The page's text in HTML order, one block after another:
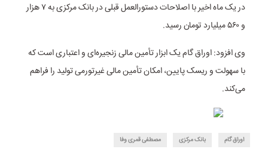
در یک ماه اخیر با اصلاحات دستورالعمل قبلی در بانک مرکزی به ۷ هزار
و ۵۶۰ میلیارد تومان رسید.
وی افزود: اوراق گام یک ابزار تأمین مالی زنجیره‌ای و اعتباری است که
با سهولت و ریسک پایین، امکان تأمین مالی غیرتورمی ‎تولید را فراهم
می‌کند.
‎اوراق گام بانک مرکزی مصطفی قمری وفا